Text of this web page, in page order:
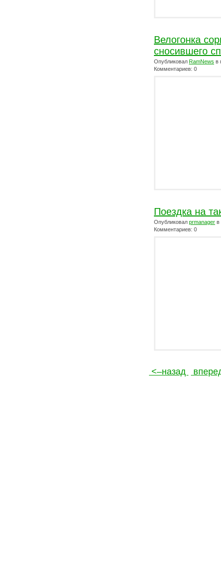
Велогонка
сносившего
Опубликовал RamNews в
Комментариев: 0
Поездка на
Опубликовал prmanager в
Комментариев: 0
<–назад